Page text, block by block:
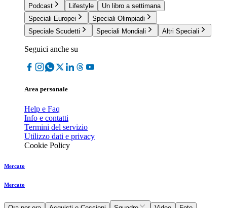
Podcast
Lifestyle
Un libro a settimana
Speciali Europei
Speciali Olimpiadi
Speciale Scudetti
Speciali Mondiali Altri Speciali
Seguici anche su
Area personale
Help e Faq
Info e contatti
Termini del servizio
Utilizzo dati e privacy
Cookie Policy
Mercato
Mercato